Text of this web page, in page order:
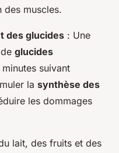
des muscles.
des glucides : Une
glucides
suivant
la synthèse des
les dommages
lait, des fruits et des